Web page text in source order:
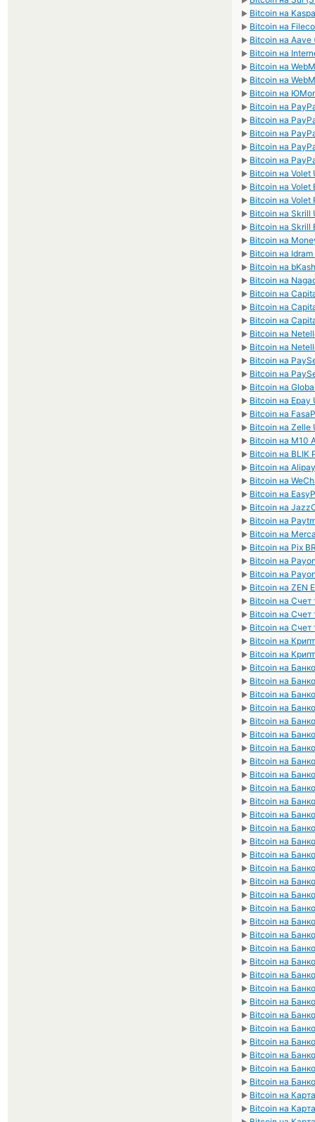
► Bitcoin на
► Bitcoin на
► Bitcoin на Aave
► Bitcoin на
► Bitcoin на
► Bitcoin на
► Bitcoin на
► Bitcoin на
► Bitcoin на
► Bitcoin на
► Bitcoin на
► Bitcoin на
► Bitcoin на Volet
► Bitcoin на Volet
► Bitcoin на Volet
► Bitcoin на Skrill
► Bitcoin на Skrill
► Bitcoin на
► Bitcoin на Idram
► Bitcoin на
► Bitcoin на
► Bitcoin на
► Bitcoin на
► Bitcoin на
► Bitcoin на
► Bitcoin на
► Bitcoin на
► Bitcoin на
► Bitcoin на
► Bitcoin на Epay
► Bitcoin на
► Bitcoin на Zelle
► Bitcoin на M10
► Bitcoin на BLIK
► Bitcoin на
► Bitcoin на
► Bitcoin на
► Bitcoin на
► Bitcoin на
► Bitcoin на
► Bitcoin на Pix
► Bitcoin на
► Bitcoin на
► Bitcoin на ZEN
► Bitcoin на Счет
► Bitcoin на Счет
► Bitcoin на Счет
► Bitcoin на
► Bitcoin на
► Bitcoin на
► Bitcoin на
► Bitcoin на
► Bitcoin на
► Bitcoin на
► Bitcoin на
► Bitcoin на
► Bitcoin на
► Bitcoin на
► Bitcoin на
► Bitcoin на
► Bitcoin на
► Bitcoin на
► Bitcoin на
► Bitcoin на
► Bitcoin на
► Bitcoin на
► Bitcoin на
► Bitcoin на
► Bitcoin на
► Bitcoin на
► Bitcoin на
► Bitcoin на
► Bitcoin на
► Bitcoin на
► Bitcoin на
► Bitcoin на
► Bitcoin на
► Bitcoin на
► Bitcoin на
► Bitcoin на
► Bitcoin на
► Bitcoin на
► Bitcoin на